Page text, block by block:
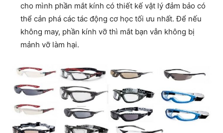
cho mình phần mắt kính có thiết kế vật lý đảm bảo có
thể cản phá các tác động cơ học tối ưu nhất. Để nếu
không may, phần kính vỡ thì mắt bạn vẫn không bị
mảnh vỡ làm hại.